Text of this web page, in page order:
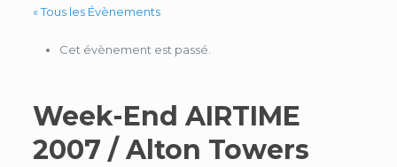
« Tous les Évènements
Cet évènement est passé.
Week-End AIRTIME
2007 / Alton Towers